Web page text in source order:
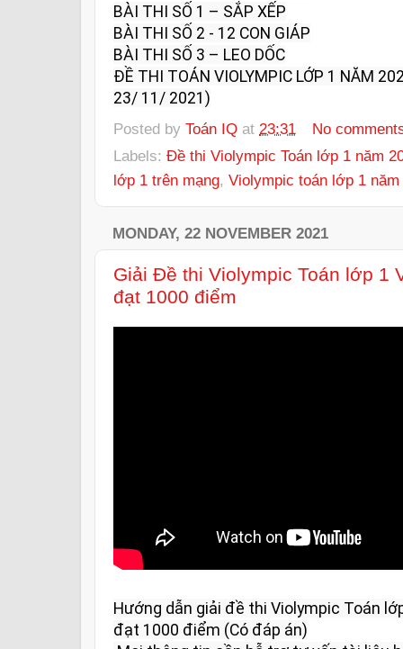
BÀI THI SỐ 1 – SẮP XẾP
BÀI THI SỐ 2 - 12 CON GIÁP
BÀI THI SỐ 3 – LEO DỐC
ĐỀ THI TOÁN VIOLYMPIC LỚP 1 NĂM
23/ 11/ 2021)
Posted by Toán IQ at 23:31
No
Labels: Đề thi Violympic Toán lớp 1 năm
lớp 1 trên mạng, Violympic toán lớp 1 năm
MONDAY, 22 NOVEMBER 2021
Giải Đề thi Violympic Toán lớp 1
đạt 1000 điểm
Hướng dẫn giải đề thi Violympic Toán
đạt 1000 điểm (Có đáp án)